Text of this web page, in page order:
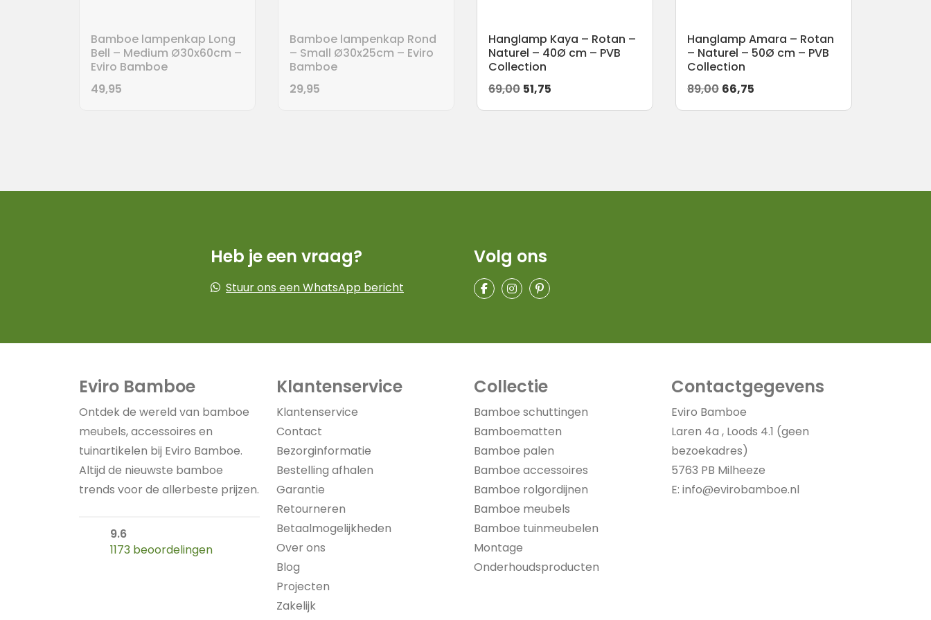
Bamboe lampenkap Long
Bell – Medium Ø30x60cm –
Eviro Bamboe
49,95
Bamboe lampenkap Rond
– Small Ø30x25cm – Eviro
Bamboe
29,95
Hanglamp Kaya – Rotan –
Naturel – 40Ø cm – PVB
Collection
69,00 Oorspronkelijke
prijs
51,75
prijs
Hanglamp Amara – Rotan
– Naturel – 50Ø cm – PVB
Collection
89,00 Oorspronkelijke
prijs
66,75
prijs
Heb je een vraag?
Stuur ons een WhatsApp bericht
Volg ons
Eviro Bamboe
Ontdek de wereld van bamboe
meubels, accessoires en
tuinartikelen bij Eviro Bamboe.
Altijd de nieuwste bamboe
trends voor de allerbeste prijzen.
9.6
1173 beoordelingen
Klantenservice
Klantenservice
Contact
Bezorginformatie
Bestelling afhalen
Garantie
Retourneren
Betaalmogelijkheden
Over ons
Blog
Projecten
Zakelijk
Collectie
Bamboe schuttingen
Bamboematten
Bamboe palen
Bamboe accessoires
Bamboe rolgordijnen
Bamboe meubels
Bamboe tuinmeubelen
Montage
Onderhoudsproducten
Contactgegevens
Eviro Bamboe
Laren 4a , Loods 4.1 (geen
bezoekadres)
5763 PB Milheeze
E: info@evirobamboe.nl